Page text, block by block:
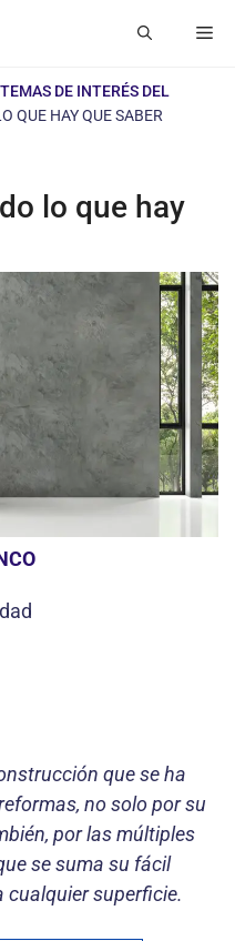
TEMAS DE INTERÉS DEL
QUE HAY QUE SABER
lo que hay
que se ha
no solo por su
por las múltiples
se suma su fácil
superficie.